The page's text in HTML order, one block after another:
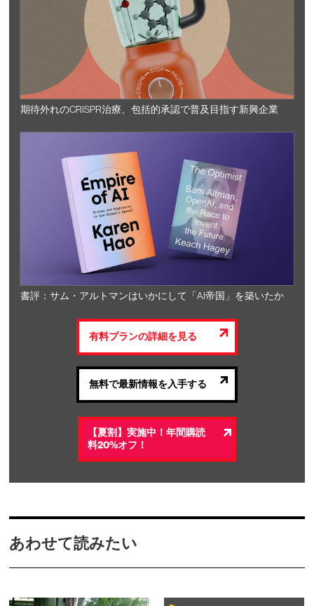
期待外れのCRISPR治療、包括的承認で普及目指す新興企業
書評：サム・アルトマンはいかにして「AI帝国」を築いたか
有料プランの詳細を見る
無料で最新情報を入手する
【夏割】実施中！年間購読
料20%オフ！
あわせて読みたい